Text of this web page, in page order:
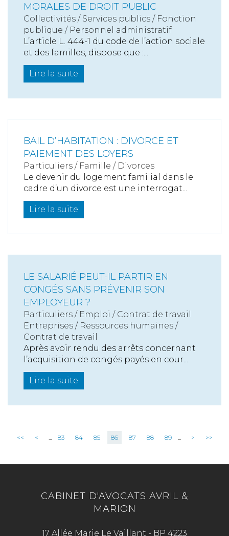
MORALES DE DROIT PUBLIC
Collectivités / Services publics / Fonction
publique / Personnel administratif
L’article L. 444-1 du code de l’action sociale
et des familles, dispose que :...
Lire la suite
BAIL D’HABITATION : DIVORCE ET
PAIEMENT DES LOYERS
Particuliers / Famille / Divorces
Le devenir du logement familial dans le
cadre d’un divorce est une interrogat...
Lire la suite
LE SALARIÉ PEUT-IL PARTIR EN
CONGÉS SANS PRÉVENIR SON
EMPLOYEUR ?
Particuliers / Emploi / Contrat de travail
Entreprises / Ressources humaines /
Contrat de travail
Après avoir rendu des arrêts concernant
l’acquisition de congés payés en cour...
Lire la suite
<< < 83 84 85 86 87 88 89 > >>
CABINET D'AVOCATS AVRIL &
MARION
17 Allée Marie Le Vaillant - BP 4223